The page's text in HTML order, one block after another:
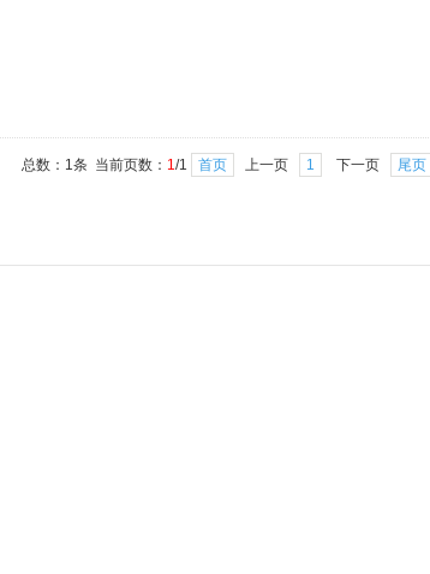
总数：1条 当前页数： 1/1 首页 上一页 1 下一页 尾页